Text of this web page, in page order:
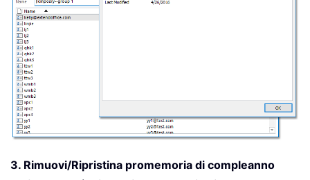
3. Rimuovi/Ripristina promemoria di compleanno